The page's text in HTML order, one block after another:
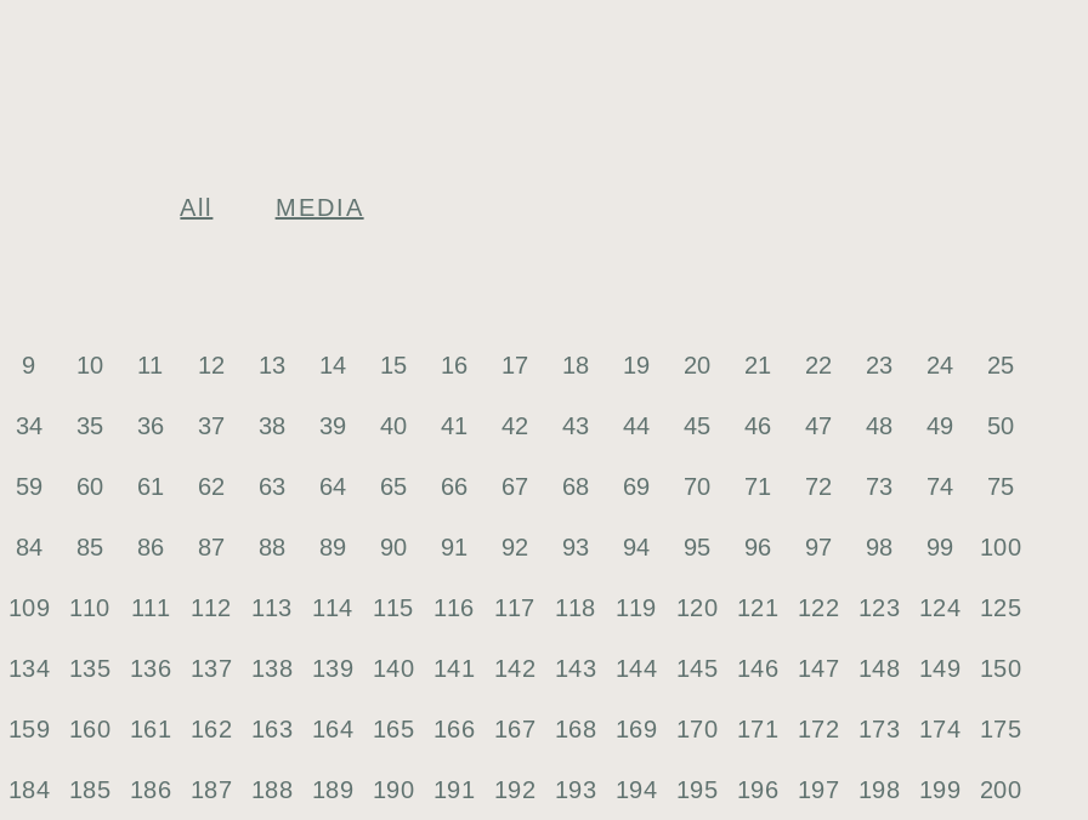
All MEDIA
9 10 11 12 13 14 15 16 17 18 19 20 21 22 23 24 25
34 35 36 37 38 39 40 41 42 43 44 45 46 47 48 49 50
59 60 61 62 63 64 65 66 67 68 69 70 71 72 73 74 75
84 85 86 87 88 89 90 91 92 93 94 95 96 97 98 99 100
109 110 111 112 113 114 115 116 117 118 119 120 121 122 123 124 125
134 135 136 137 138 139 140 141 142 143 144 145 146 147 148 149 150
159 160 161 162 163 164 165 166 167 168 169 170 171 172 173 174 175
184 185 186 187 188 189 190 191 192 193 194 195 196 197 198 199 200